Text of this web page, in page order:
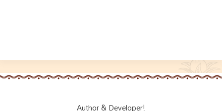
Author & Developer!